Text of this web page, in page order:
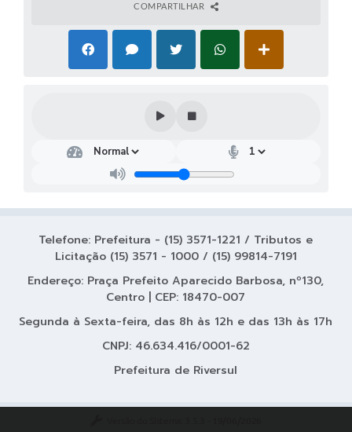
COMPARTILHAR
Telefone: Prefeitura - (15) 3571-1221 / Tributos e
Licitação (15) 3571 - 1000 / (15) 99814-7191
Endereço: Praça Prefeito Aparecido Barbosa, nº130,
Centro | CEP: 18470-007
Segunda à Sexta-feira, das 8h às 12h e das 13h às 17h
CNPJ: 46.634.416/0001-62
Prefeitura de Riversul